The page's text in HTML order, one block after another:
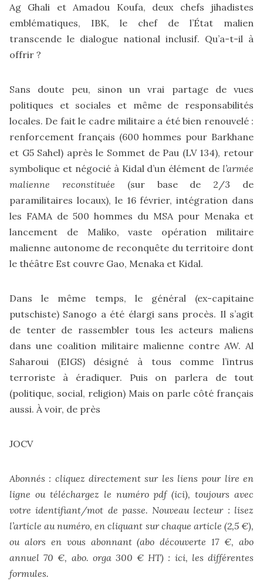
Ag Ghali et Amadou Koufa, deux chefs jihadistes
emblématiques, IBK, le chef de l’État malien
transcende le dialogue national inclusif. Qu’a-t-il à
offrir ?
Sans doute peu, sinon un vrai partage de vues
politiques et sociales et même de responsabilités
locales. De fait le cadre militaire a été bien renouvelé :
renforcement français (600 hommes pour Barkhane
et G5 Sahel) après le Sommet de Pau (LV 134), retour
symbolique et négocié à Kidal d’un élément de l’armée
malienne reconstituée (sur base de 2/3 de
paramilitaires locaux), le 16 février, intégration dans
les FAMA de 500 hommes du MSA pour Menaka et
lancement de Maliko, vaste opération militaire
malienne autonome de reconquête du territoire dont
le théâtre Est couvre Gao, Menaka et Kidal.
Dans le même temps, le général (ex-capitaine
putschiste) Sanogo a été élargi sans procès. Il s’agit
de tenter de rassembler tous les acteurs maliens
dans une coalition militaire malienne contre AW. Al
Saharoui (EIGS) désigné à tous comme l’intrus
terroriste à éradiquer. Puis on parlera de tout
(politique, social, religion) Mais on parle côté français
aussi. À voir, de près
JOCV
Abonnés : cliquez directement sur les liens pour lire en
ligne ou téléchargez le numéro pdf (ici), toujours avec
votre identifiant/mot de passe. Nouveau lecteur : lisez
l’article au numéro, en cliquant sur chaque article (2,5 €),
ou alors en vous abonnant (abo découverte 17 €, abo
annuel 70 €, abo. orga 300 € HT) : ici, les différentes
formules.